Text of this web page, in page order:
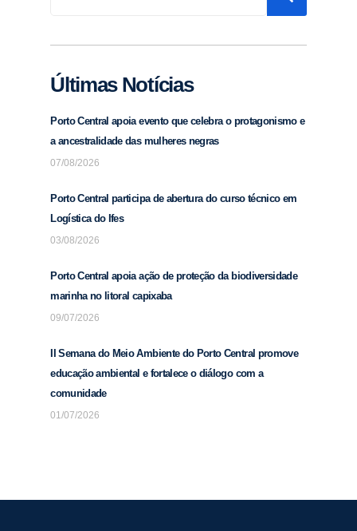
Últimas Notícias
Porto Central apoia evento que celebra o protagonismo e
a ancestralidade das mulheres negras
07/08/2026
Porto Central participa de abertura do curso técnico em
Logística do Ifes
03/08/2026
Porto Central apoia ação de proteção da biodiversidade
marinha no litoral capixaba
09/07/2026
II Semana do Meio Ambiente do Porto Central promove
educação ambiental e fortalece o diálogo com a
comunidade
01/07/2026